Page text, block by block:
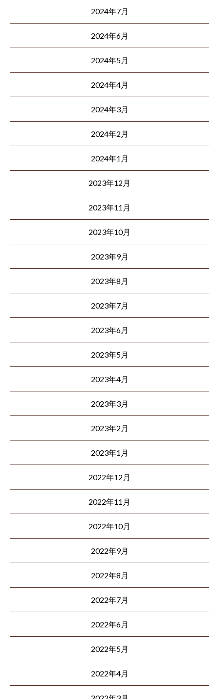
2024年7月
2024年6月
2024年5月
2024年4月
2024年3月
2024年2月
2024年1月
2023年12月
2023年11月
2023年10月
2023年9月
2023年8月
2023年7月
2023年6月
2023年5月
2023年4月
2023年3月
2023年2月
2023年1月
2022年12月
2022年11月
2022年10月
2022年9月
2022年8月
2022年7月
2022年6月
2022年5月
2022年4月